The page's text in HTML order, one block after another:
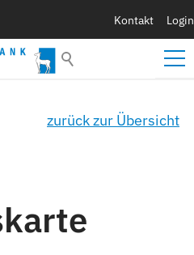
Kontakt Login
zurück zur Übersicht